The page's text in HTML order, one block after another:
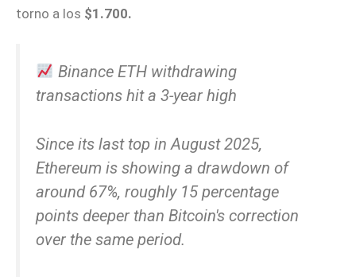
torno a los $1.700.
Binance ETH withdrawing
transactions hit a 3-year high
Since its last top in August 2025,
Ethereum is showing a drawdown of
around 67%, roughly 15 percentage
points deeper than Bitcoin's correction
over the same period.